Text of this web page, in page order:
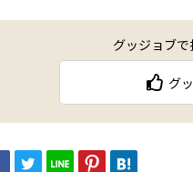
グッジョブで
グ